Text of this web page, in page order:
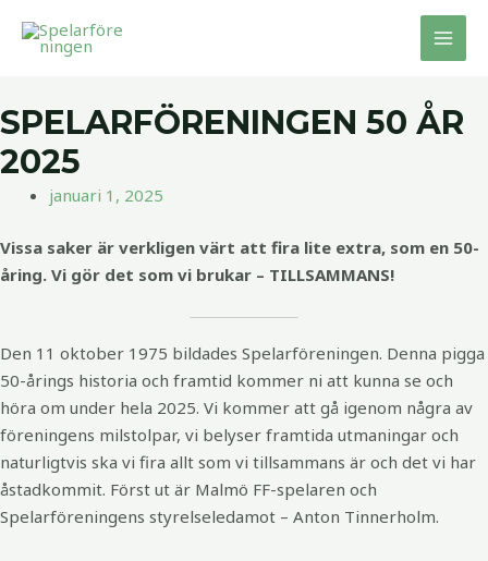
SPELARFÖRENINGEN 50 ÅR
2025
januari 1, 2025
Vissa saker är verkligen värt att fira lite extra, som en 50-
åring. Vi gör det som vi brukar – TILLSAMMANS!
Den 11 oktober 1975 bildades Spelarföreningen. Denna pigga
50-årings historia och framtid kommer ni att kunna se och
höra om under hela 2025. Vi kommer att gå igenom några av
föreningens milstolpar, vi belyser framtida utmaningar och
naturligtvis ska vi fira allt som vi tillsammans är och det vi har
åstadkommit. Först ut är Malmö FF-spelaren och
Spelarföreningens styrelseledamot – Anton Tinnerholm.